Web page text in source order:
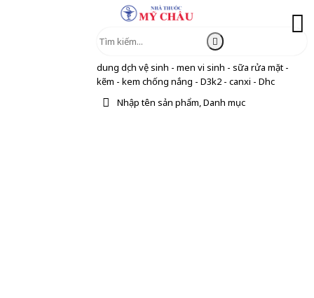
dung dịch vệ sinh - men vi sinh - sữa rửa mặt -
kẽm - kem chống nắng - D3k2 - canxi - Dhc
Nhập tên sản phẩm, Danh mục